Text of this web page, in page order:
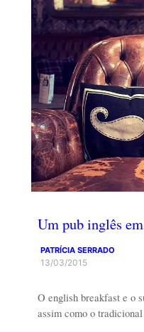
Um pub inglês
PATRÍCIA SERRADO
13/03/2015
O english breakfast e o
assim como o